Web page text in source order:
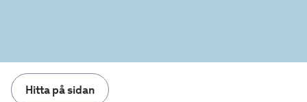
Hitta på sidan